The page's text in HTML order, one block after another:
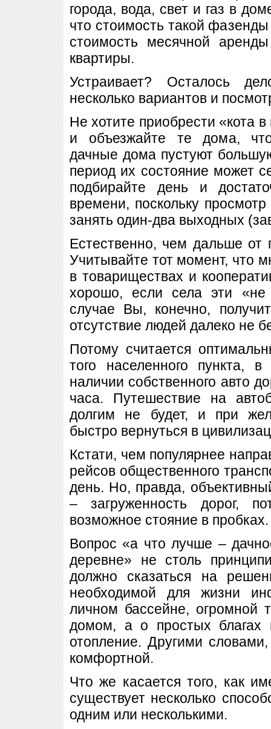
города, вода, свет и газ в
что стоимость такой
стоимость месячной
квартиры.
Устраивает? Осталось
несколько вариантов и
Не хотите приобрести «кота
и объезжайте те дома,
дачные дома пустуют
период их состояние может
подбирайте день и
времени, поскольку
занять один-два выходных
Естественно, чем дальше
Учитывайте тот момент, что
в товариществах и
хорошо, если села эти
случае Вы, конечно,
отсутствие людей далеко не
Потому считается
того населенного пункта,
наличии собственного авто
часа. Путешествие на
долгим не будет, и при
быстро вернуться в
Кстати, чем популярнее
рейсов общественного
день. Но, правда,
– загруженность дорог,
возможное стояние в пробках.
Вопрос «а что лучше –
деревне» не столь
должно сказаться на
необходимой для жизни
личном бассейне, огромной
домом, а о простых благах
отопление. Другими
комфортной.
Что же касается того, как
существует несколько
одним или несколькими.